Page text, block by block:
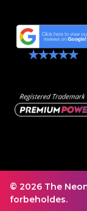
© 2026 The
forbeholdes.